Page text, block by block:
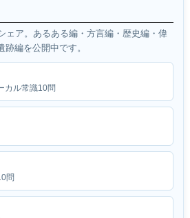
ェア。あるある編・方言編・歴史編・偉
編を公開中です。
カル常識10問
問